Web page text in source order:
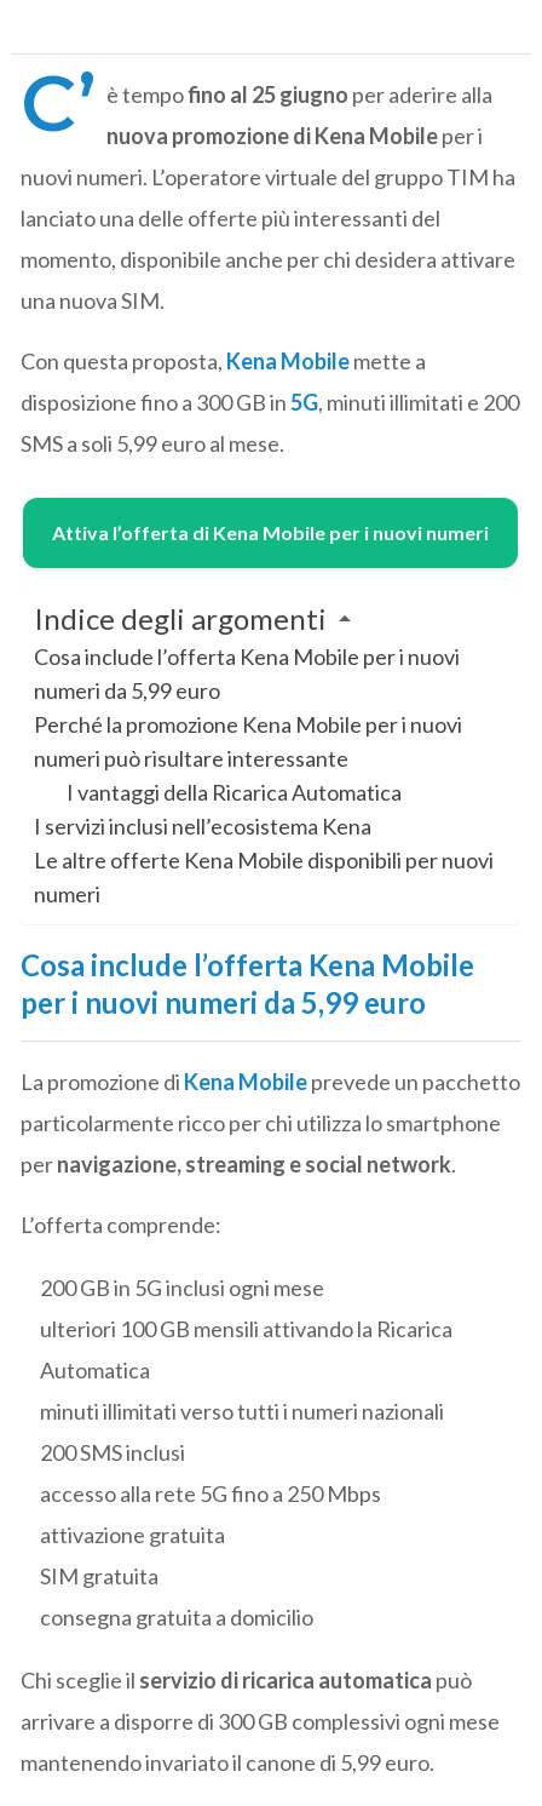
C’ è tempofino al 25 giugno per aderire alla
nuova promozione di Kena Mobileper i
nuovi numeri. L’operatore virtuale del gruppo TIM ha
lanciato una delle offerte più interessanti del
momento, disponibile anche per chi desidera attivare
una nuova SIM.
Con questa proposta, Kena Mobilemette a
disposizione fino a 300 GB in5G, minuti illimitati e 200
SMS a soli 5,99 euro al mese.
Attiva l’offerta di Kena Mobile per i nuovi numeri
Indice degli argomenti
Cosa include l’offerta Kena Mobile per i nuovi
numeri da 5,99 euro
Perché la promozione Kena Mobile per i nuovi
numeri può risultare interessante
I vantaggi della Ricarica Automatica
I servizi inclusi nell’ecosistema Kena
Le altre offerte Kena Mobile disponibili per nuovi
numeri
Cosa include l’offerta Kena Mobile
per i nuovi numeri da 5,99 euro
La promozione di Kena Mobileprevede un pacchetto
particolarmente ricco per chi utilizza lo smartphone
pernavigazione, streaming e social network.
L’offerta comprende:
200 GB in 5G inclusi ogni mese
ulteriori 100 GB mensili attivando la Ricarica
Automatica
minuti illimitati verso tutti i numeri nazionali
200 SMS inclusi
accesso alla rete 5G fino a 250 Mbps
attivazione gratuita
SIM gratuita
consegna gratuita a domicilio
Chi sceglie il servizio di ricarica automatica può
arrivare a disporre di 300 GB complessivi ogni mese
mantenendo invariato il canone di 5,99 euro.